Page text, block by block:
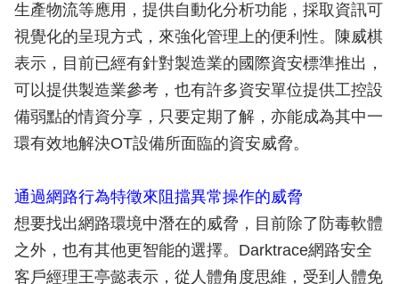
生產物流等應用，提供自動化分析功能，採取資訊可
視覺化的呈現方式，來強化管理上的便利性。陳威棋
表示，目前已經有針對製造業的國際資安標準推出，
可以提供製造業參考，也有許多資安單位提供工控設
備弱點的情資分享，只要定期了解，亦能成為其中一
環有效地解決OT設備所面臨的資安威脅。
通過網路行為特徵來阻擋異常操作的威脅
想要找出網路環境中潛在的威脅，目前除了防毒軟體
之外，也有其他更智能的選擇。Darktrace網路安全
客戶經理王亭懿表示，從人體角度思維，受到人體免